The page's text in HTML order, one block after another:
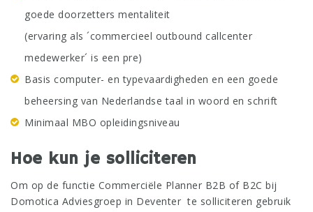
goede doorzetters mentaliteit
(ervaring als ´commercieel outbound callcenter
medewerker´ is een pre)
Basis computer- en typevaardigheden en een goede
beheersing van Nederlandse taal in woord en schrift
Minimaal MBO opleidingsniveau
Hoe kun je solliciteren
Om op de functie Commerciële Planner B2B of B2C bij
Domotica Adviesgroep in Deventer te solliciteren gebruik